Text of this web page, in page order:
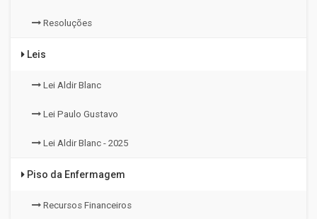
Resoluções
Leis
Lei Aldir Blanc
Lei Paulo Gustavo
Lei Aldir Blanc - 2025
Piso da Enfermagem
Recursos Financeiros